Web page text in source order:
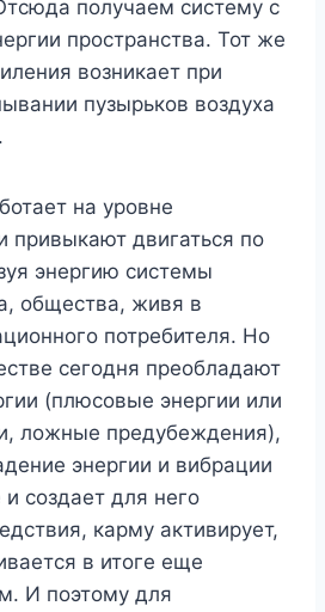
получаем систему с
пространства. Тот же
возникает при
пузырьков воздуха
на уровне
привыкают двигаться по
энергию системы
общества, живя в
потребителя. Но
сегодня преобладают
(плюсовые энергии или
ложные предубеждения),
энергии и вибрации
и создает для него
карму активирует,
в итоге еще
И поэтому для